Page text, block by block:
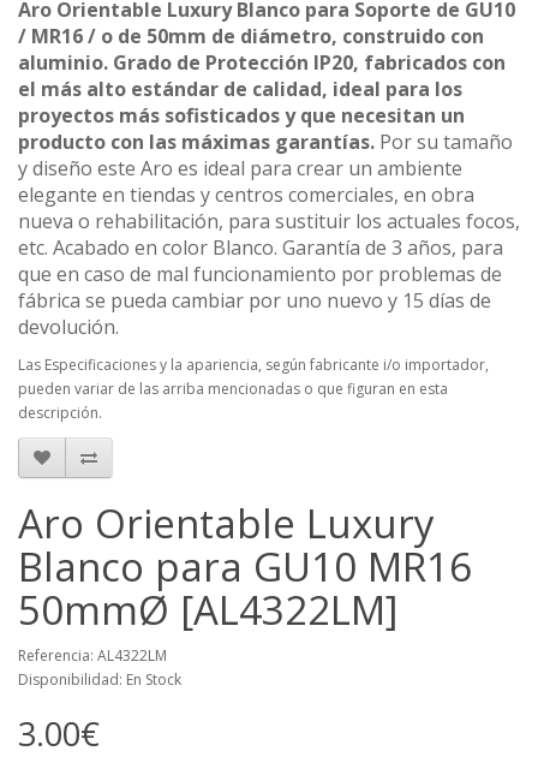
Aro Orientable Luxury Blanco para Soporte de GU10
/ MR16 / o de 50mm de diámetro, construido con
aluminio. Grado de Protección IP20, fabricados con
el más alto estándar de calidad, ideal para los
proyectos más sofisticados y que necesitan un
producto con las máximas garantías. Por su tamaño
y diseño este Aro es ideal para crear un ambiente
elegante en tiendas y centros comerciales, en obra
nueva o rehabilitación, para sustituir los actuales focos,
etc. Acabado en color Blanco. Garantía de 3 años, para
que en caso de mal funcionamiento por problemas de
fábrica se pueda cambiar por uno nuevo y 15 días de
devolución.
Las Especificaciones y la apariencia, según fabricante i/o importador,
pueden variar de las arriba mencionadas o que figuran en esta
descripción.
Aro Orientable Luxury
Blanco para GU10 MR16
50mmØ [AL4322LM]
Referencia: AL4322LM
Disponibilidad: En Stock
3.00€